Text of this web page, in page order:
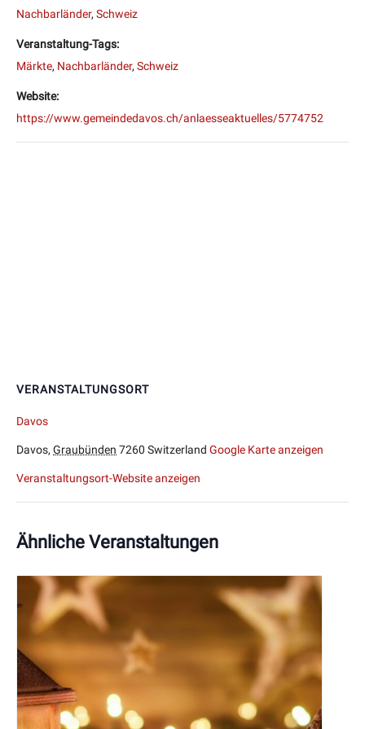
Nachbarländer, Schweiz
Veranstaltung-Tags:
Märkte, Nachbarländer, Schweiz
Website:
https://www.gemeindedavos.ch/anlaesseaktuelles/5774752
VERANSTALTUNGSORT
Davos
Davos, Graubünden 7260 Switzerland Google Karte anzeigen
Veranstaltungsort-Website anzeigen
Ähnliche Veranstaltungen